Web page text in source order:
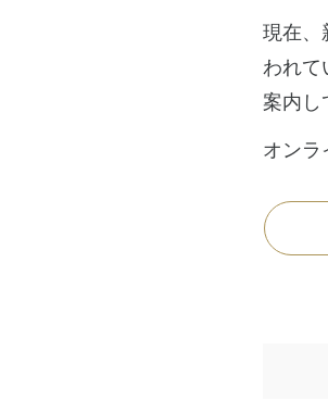
現在、
われて
案内し
オン